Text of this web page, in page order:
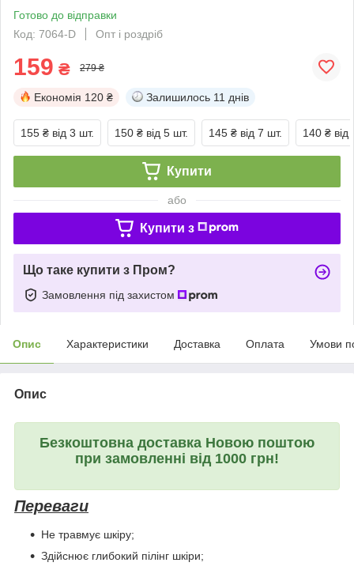
Готово до відправки
Код: 7064-D
Опт і роздріб
159 ₴ 279 ₴
Економія 120 ₴ Залишилось 11 днів
155 ₴ від 3 шт. 150 ₴ від 5 шт. 145 ₴ від 7 шт. 140 ₴ від
Купити
або
Купити з
Що таке купити з Пром?
Замовлення під захистом
Опис Характеристики Доставка Оплата Умови
Опис
Безкоштовна доставка Новою поштою
при замовленні від 1000 грн!
Переваги
Не травмує шкіру;
Здійснює глибокий пілінг шкіри;